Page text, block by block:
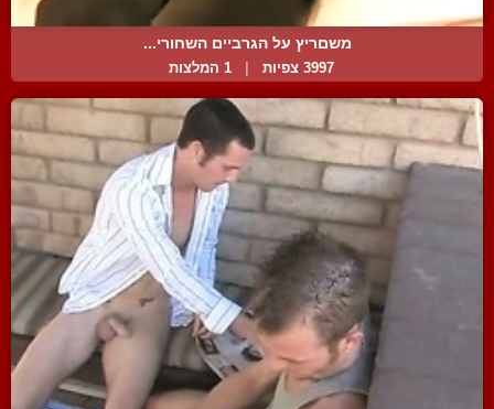
משםריץ על הגרביים השחורי...
3997 צפיות 1 המלצות